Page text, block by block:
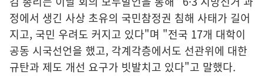
정에서 생긴 사상 초유의 국민참정권 침해 사태가 길어
지고, 국민 우려도 커지고 있다"며 "전국 17개 대학이
공동 시국선언을 했고, 각계각층에서도 선관위에 대한
규탄과 제도 개선 요구가 빗발치고 있다"고 말했다.